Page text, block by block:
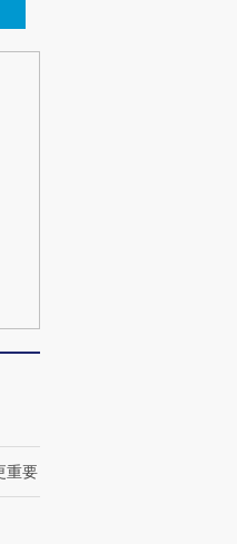
育部长拱下台
重要